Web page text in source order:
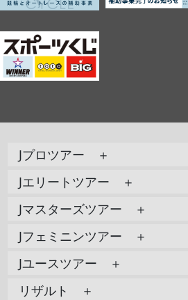
Jプロツアー ＋
Jエリートツアー ＋
Jマスターズツアー ＋
Jフェミニンツアー ＋
Jユースツアー ＋
リザルト ＋